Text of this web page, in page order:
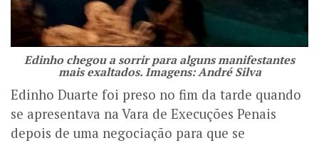
Edinho chegou a sorrir para alguns manifestantes
mais exaltados. Imagens: André Silva
Edinho Duarte foi preso no fim da tarde quando
se apresentava na Vara de Execuções Penais
depois de uma negociação para que se